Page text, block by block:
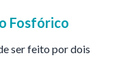
Fosfórico
ser feito por dois